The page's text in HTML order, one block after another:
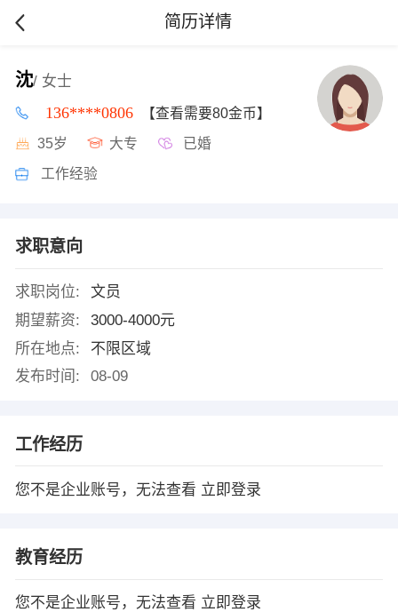
简历详情
沈/ 女士
136****0806 【查看需要80金币】
35岁 大专 已婚
工作经验
求职意向
求职岗位:
文员
期望薪资:
3000-4000元
所在地点:
不限区域
发布时间:
08-09
工作经历
您不是企业账号，无法查看 立即登录
教育经历
您不是企业账号，无法查看 立即登录